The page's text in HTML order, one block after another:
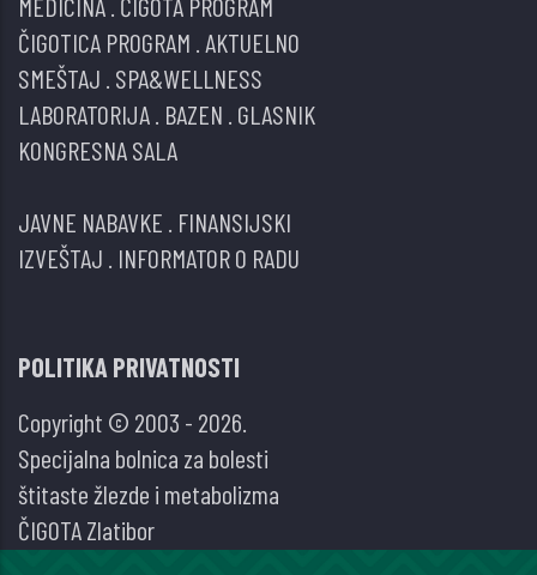
ČIGOTICA PROGRAM AKTUELNO
SMEŠTAJ SPA&WELLNESS
LABORATORIJA BAZEN GLASNIK
KONGRESNA SALA
JAVNE NABAVKE FINANSIJSKI
IZVEŠTAJ INFORMATOR O RADU
POLITIKA PRIVATNOSTI
Copyright © 2003 - 2026.
Specijalna bolnica za bolesti
štitaste žlezde i metabolizma
ČIGOTA Zlatibor